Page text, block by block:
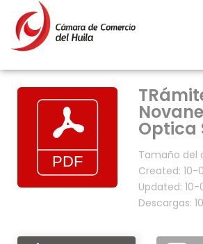
Optica
Tamaño del
Created: 10-
Updated:
Descargas: 10